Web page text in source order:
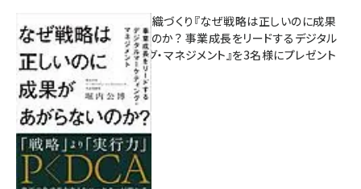
成果を生む組織づくり『なぜ戦略は正しいのに成果
があがらないのか？ 事業成長をリードするデジタル
マーケティング・マネジメント』を3名様にプレゼント
8月7日 10:00